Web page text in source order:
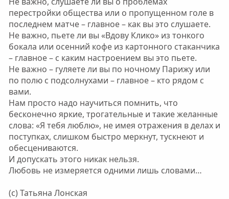
перестройки общества или о пропущенном голе в
последнем матче – главное – как вы это слушаете.
Не важно, пьете ли вы «Вдову Клико» из тонкого
бокала или осенний кофе из картонного стаканчика
– главное – с каким настроением вы это пьете.
Не важно – гуляете ли вы по ночному Парижу или
по полю с подсолнухами – главное – кто рядом с
вами.
Нам просто надо научиться помнить, что
бесконечно яркие, трогательные и такие желанные
слова: «Я тебя люблю», не имея отражения в делах и
поступках, слишком быстро меркнут, тускнеют и
обесцениваются.
И допускать этого никак нельзя.
Любовь не измеряется одними лишь словами…
(с) Татьяна Лонская